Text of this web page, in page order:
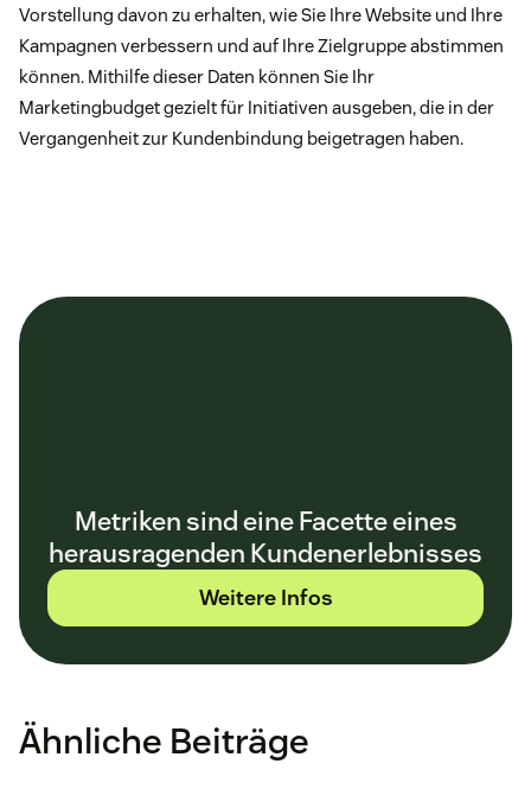
Vorstellung davon zu erhalten, wie Sie Ihre Website und Ihre
Kampagnen verbessern und auf Ihre Zielgruppe abstimmen
können. Mithilfe dieser Daten können Sie Ihr
Marketingbudget gezielt für Initiativen ausgeben, die in der
Vergangenheit zur Kundenbindung beigetragen haben.
Metriken sind eine Facette eines
herausragenden Kundenerlebnisses
Weitere Infos
Ähnliche Beiträge